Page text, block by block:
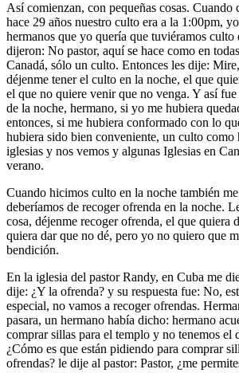
Así comienzan, con pequeñas cosas. Cuando
hace 29 años nuestro culto era a la 1:00pm,
hermanos que yo quería que tuviéramos culto
dijeron: No pastor, aquí se hace como en
Canadá, sólo un culto. Entonces les dije:
déjenme tener el culto en la noche, el que
el que no quiere venir que no venga. Y así
de la noche, hermano, si yo me hubiera
entonces, si me hubiera conformado con lo
hubiera sido bien conveniente, un culto como
iglesias y nos vemos y algunas Iglesias en
verano.
Cuando hicimos culto en la noche también
deberíamos de recoger ofrenda en la noche.
cosa, déjenme recoger ofrenda, el que quiera
quiera dar que no dé, pero yo no quiero que
bendición.
En la iglesia del pastor Randy, en Cuba me
dije: ¿Y la ofrenda? y su respuesta fue: No,
especial, no vamos a recoger ofrendas.
pasara, un hermano había dicho: hermano
comprar sillas para el templo y no tenemos el
¿Cómo es que están pidiendo para comprar
ofrendas? le dije al pastor: Pastor, ¿me